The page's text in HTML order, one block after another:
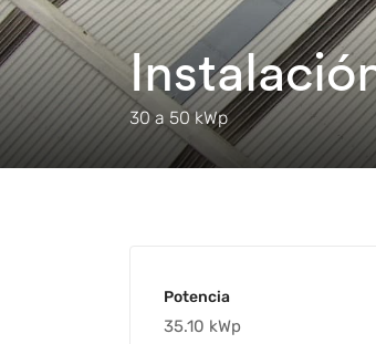
30 a 50 kWp
Potencia
35.10 kWp